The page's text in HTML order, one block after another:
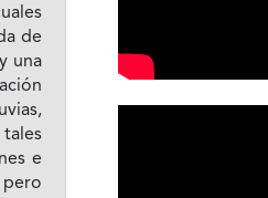
de
una
e
pero